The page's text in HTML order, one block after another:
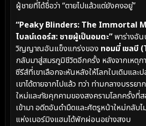
ผู้ชายที่ได้ชื่อว่า “ตายไปแล้วแต่ยังคงอยู่”
“Peaky Blinders: The Immortal
ไบลน์เดอร์ส: ชายผู้เป็นอมตะ”พาร่างอั
วิญญาณอันแข็งแกร่งของ ทอมมี่ เชลบี
กลับมาสู่สมรภูมิชีวิตอีกครั้ง หลังจากเหตุ
ซีรีส์ที่เขาเลือกจะหันหลังให้โลกใบเดิมและ
เขาได้ตายจากไปแล้ว ทว่า ท่ามกลางบรรย
ใหม่และภัยคุกคามของสงครามโลกครั้งที่
เข้ามา อดีตอันดำมืดและศัตรูหน้าใหม่กลับ
แห่งเบอร์มิงแฮมได้พักผ่อนอย่างสงบ